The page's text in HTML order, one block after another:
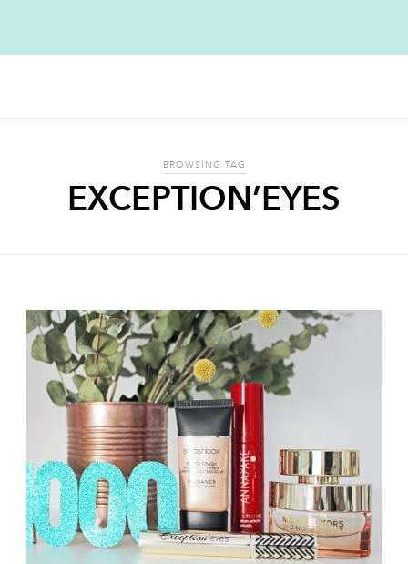
BROWSING TAG
EXCEPTION’EYES